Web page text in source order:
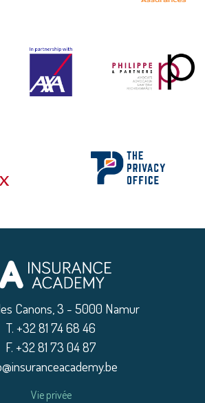
Canons, 3 - 5000 Namur
|
T. +32 81 74 68 46
|
F. +32 81 73 04 87
|
Vie privée